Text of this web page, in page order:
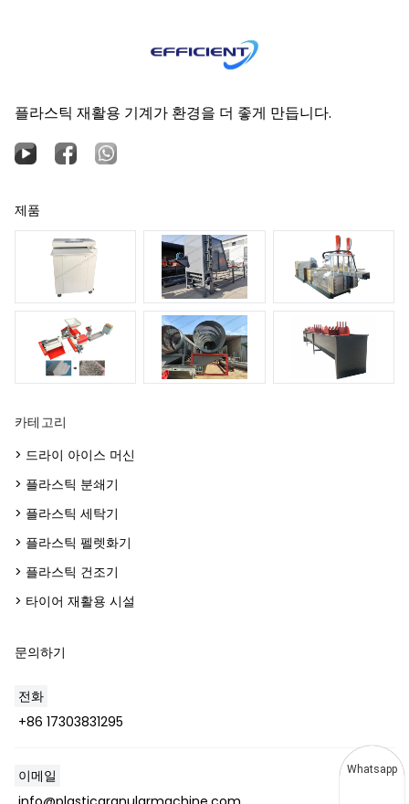
플라스틱 재활용 기계가 환경을 더 좋게 만듭니다.
제품
카테고리
> 드라이 아이스 머신
> 플라스틱 분쇄기
> 플라스틱 세탁기
> 플라스틱 펠렛화기
> 플라스틱 건조기
> 타이어 재활용 시설
문의하기
전화
+86 17303831295
이메일
Whatsapp